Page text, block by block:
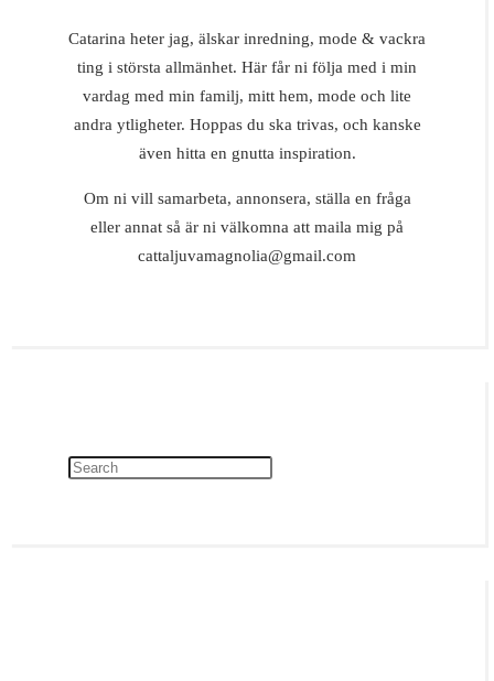
Catarina heter jag, älskar inredning, mode & vackra
ting i största allmänhet. Här får ni följa med i min
vardag med min familj, mitt hem, mode och lite
andra ytligheter. Hoppas du ska trivas, och kanske
även hitta en gnutta inspiration.
Om ni vill samarbeta, annonsera, ställa en fråga
eller annat så är ni välkomna att maila mig på
cattaljuvamagnolia@gmail.com